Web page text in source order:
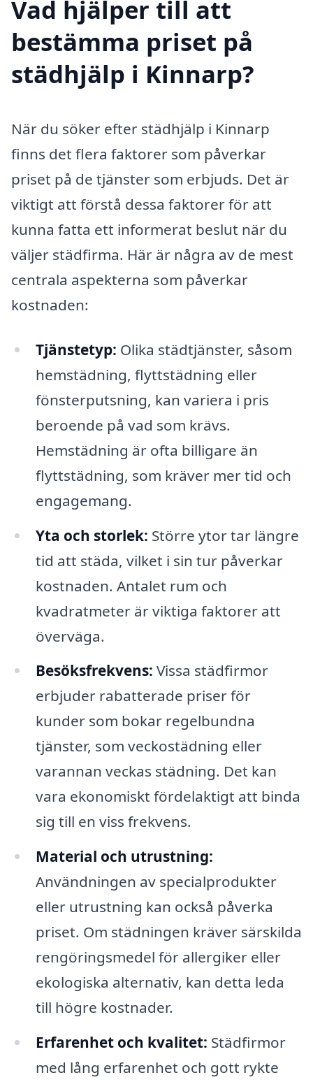
Vad hjälper till att
bestämma priset på
städhjälp i Kinnarp?
När du söker efter städhjälp i Kinnarp
finns det flera faktorer som påverkar
priset på de tjänster som erbjuds. Det är
viktigt att förstå dessa faktorer för att
kunna fatta ett informerat beslut när du
väljer städfirma. Här är några av de mest
centrala aspekterna som påverkar
kostnaden:
Tjänstetyp: Olika städtjänster, såsom
hemstädning, flyttstädning eller
fönsterputsning, kan variera i pris
beroende på vad som krävs.
Hemstädning är ofta billigare än
flyttstädning, som kräver mer tid och
engagemang.
Yta och storlek: Större ytor tar längre
tid att städa, vilket i sin tur påverkar
kostnaden. Antalet rum och
kvadratmeter är viktiga faktorer att
överväga.
Besöksfrekvens: Vissa städfirmor
erbjuder rabatterade priser för
kunder som bokar regelbundna
tjänster, som veckostädning eller
varannan veckas städning. Det kan
vara ekonomiskt fördelaktigt att binda
sig till en viss frekvens.
Material och utrustning:
Användningen av specialprodukter
eller utrustning kan också påverka
priset. Om städningen kräver särskilda
rengöringsmedel för allergiker eller
ekologiska alternativ, kan detta leda
till högre kostnader.
Erfarenhet och kvalitet: Städfirmor
med lång erfarenhet och gott rykte